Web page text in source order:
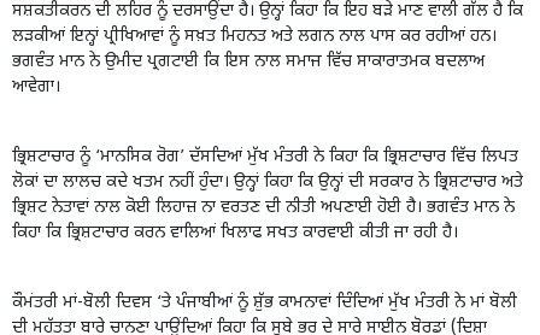
ਸਸ਼ਕਤੀਕਰਨ ਦੀ ਲਹਿਰ ਨੂੰ ਦਰਸਾਉਂਦਾ ਹੈ। ਉਨ੍ਹਾਂ ਕਿਹਾ ਕਿ ਇਹ ਬੜੇ ਮਾਣ ਵਾਲੀ ਗੱਲ ਹੈ ਕਿ
ਲੜਕੀਆਂ ਇਨ੍ਹਾਂ ਪ੍ਰੀਖਿਆਵਾਂ ਨੂੰ ਸਖ਼ਤ ਮਿਹਨਤ ਅਤੇ ਲਗਨ ਨਾਲ ਪਾਸ ਕਰ ਰਹੀਆਂ ਹਨ।
ਭਗਵੰਤ ਮਾਨ ਨੇ ਉਮੀਦ ਪ੍ਰਗਟਾਈ ਕਿ ਇਸ ਨਾਲ ਸਮਾਜ ਵਿੱਚ ਸਾਕਾਰਾਤਮਕ ਬਦਲਾਅ
ਆਵੇਗਾ।
ਭ੍ਰਿਸ਼ਟਾਚਾਰ ਨੂੰ ‘ਮਾਨਸਿਕ ਰੋਗ’ ਦੱਸਦਿਆਂ ਮੁੱਖ ਮੰਤਰੀ ਨੇ ਕਿਹਾ ਕਿ ਭ੍ਰਿਸ਼ਟਾਚਾਰ ਵਿੱਚ ਲਿਪਤ
ਲੋਕਾਂ ਦਾ ਲਾਲਚ ਕਦੇ ਖਤਮ ਨਹੀਂ ਹੁੰਦਾ। ਉਨ੍ਹਾਂ ਕਿਹਾ ਕਿ ਉਨ੍ਹਾਂ ਦੀ ਸਰਕਾਰ ਨੇ ਭ੍ਰਿਸ਼ਟਾਚਾਰ ਅਤੇ
ਭ੍ਰਿਸ਼ਟ ਨੇਤਾਵਾਂ ਨਾਲ ਕੋਈ ਲਿਹਾਜ਼ ਨਾ ਵਰਤਣ ਦੀ ਨੀਤੀ ਅਪਣਾਈ ਹੋਈ ਹੈ। ਭਗਵੰਤ ਮਾਨ ਨੇ
ਕਿਹਾ ਕਿ ਭ੍ਰਿਸ਼ਟਾਚਾਰ ਕਰਨ ਵਾਲਿਆਂ ਖਿਲਾਫ ਸਖਤ ਕਾਰਵਾਈ ਕੀਤੀ ਜਾ ਰਹੀ ਹੈ।
ਕੌਮਂਤਰੀ ਮਾਂ-ਬੋਲੀ ਦਿਵਸ ‘ਤੇ ਪੰਜਾਬੀਆਂ ਨੂੰ ਸ਼ੁੱਭ ਕਾਮਨਾਵਾਂ ਦਿੰਦਿਆਂ ਮੁੱਖ ਮੰਤਰੀ ਨੇ ਮਾਂ ਬੋਲੀ
ਦੀ ਮਹੱਤਤਾ ਬਾਰੇ ਚਾਨਣਾ ਪਾਉਂਦਿਆਂ ਕਿਹਾ ਕਿ ਸੂਬੇ ਭਰ ਦੇ ਸਾਰੇ ਸਾਈਨ ਬੋਰਡਾਂ (ਦਿਸ਼ਾ